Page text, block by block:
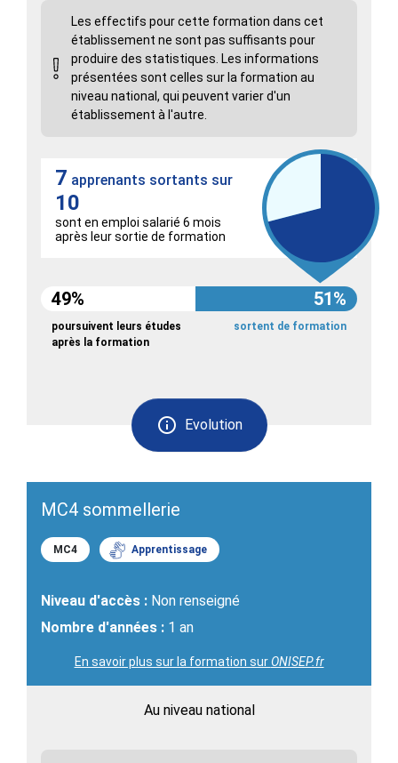
Les effectifs pour cette formation dans cet
établissement ne sont pas suffisants pour
produire des statistiques. Les informations
présentées sont celles sur la formation au
niveau national, qui peuvent varier d'un
établissement à l'autre.
Evolution
7 apprenants sortants sur
10
sont en emploi salarié 6 mois
après leur sortie de formation
49% 51%
poursuivent leurs études
après la formation
sortent de formation
MC4 sommellerie
MC4 Apprentissage
Niveau d'accès : Non renseigné
Nombre d'années : 1 an
En savoir plus sur la formation surONISEP.fr
Au niveau national